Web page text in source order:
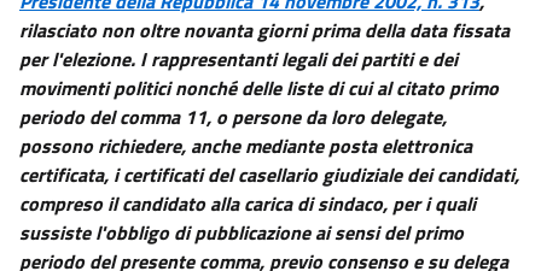
rilasciato non oltre novanta giorni prima della data fissata
per l'elezione. I rappresentanti legali dei partiti e dei
movimenti politici nonché delle liste di cui al citato primo
periodo del comma 11, o persone da loro delegate,
possono richiedere, anche mediante posta elettronica
certificata, i certificati del casellario giudiziale dei candidati,
compreso il candidato alla carica di sindaco, per i quali
sussiste l'obbligo di pubblicazione ai sensi del primo
periodo del presente comma, previo consenso e su delega